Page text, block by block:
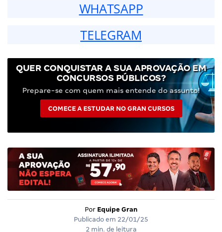
WHATSAPP
TELEGRAM
QUER CONQUISTAR A SUA APROVAÇÃO EM
CONCURSOS PÚBLICOS?
Prepare-se com quem mais entende do assunto!
COMECE A ESTUDAR NO GRAN CURSOS
Por Equipe Gran
Publicado em 22/01/25
2 min. de leitura